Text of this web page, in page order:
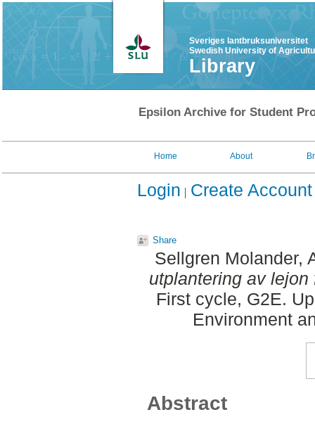
Sveriges lantbruksuniversitet
Swedish University of
Library
Epsilon Archive for Student
Home About
Login Create Account
Share
Sellgren Molander,
utplantering av
First cycle, G2E.
Environment
Abstract